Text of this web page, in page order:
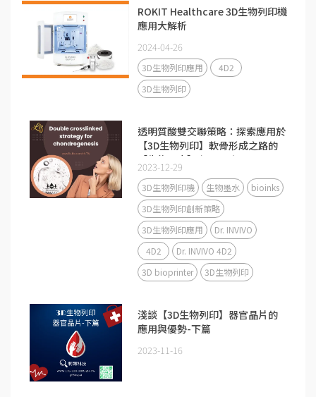
ROKIT Healthcare 3D生物列印機
應用大解析
2024-04-26
3D生物列印應用
4D2
3D生物列印
透明質酸雙交聯策略：探索應用於
【3D生物列印】軟骨形成之路的
【生物墨水】 (Bioink)
2023-12-29
3D生物列印機 生物墨水
bioinks
3D生物列印創新策略
3D生物列印應用
Dr. INVIVO
4D2
Dr. INVIVO 4D2
3D bioprinter
3D生物列印
淺談【3D生物列印】器官晶片的
應用與優勢-下篇
2023-11-16